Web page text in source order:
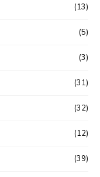
(13)
(5)
(3)
(31)
(32)
(12)
(39)